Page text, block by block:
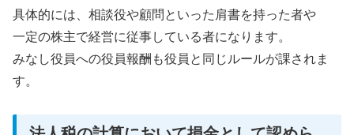
具体的には、相談役や顧問といった肩書を持った者や
一定の株主で経営に従事している者になります。
みなし役員への役員報酬も役員と同じルールが課されま
す。